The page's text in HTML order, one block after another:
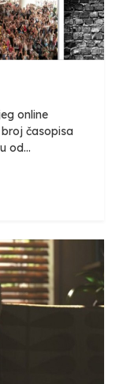
online
časopisa
od...